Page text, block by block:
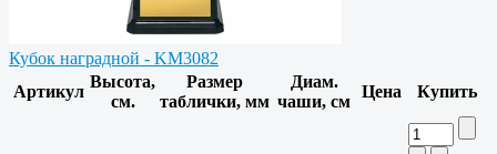
Кубок наградной - KM3082
Артикул
Высота,
см.
Размер
таблички, мм
Диам.
чаши, см
Цена Купить